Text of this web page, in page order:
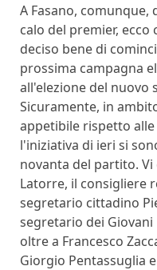
A Fasano,
calo del premier,
deciso bene di
prossima campagna
all'elezione del nuovo
Sicuramente, in
appetibile rispetto
l'iniziativa di ieri si
novanta del partito.
Latorre, il consigliere
segretario cittadino
segretario dei
oltre a Francesco
Giorgio Pentassuglia